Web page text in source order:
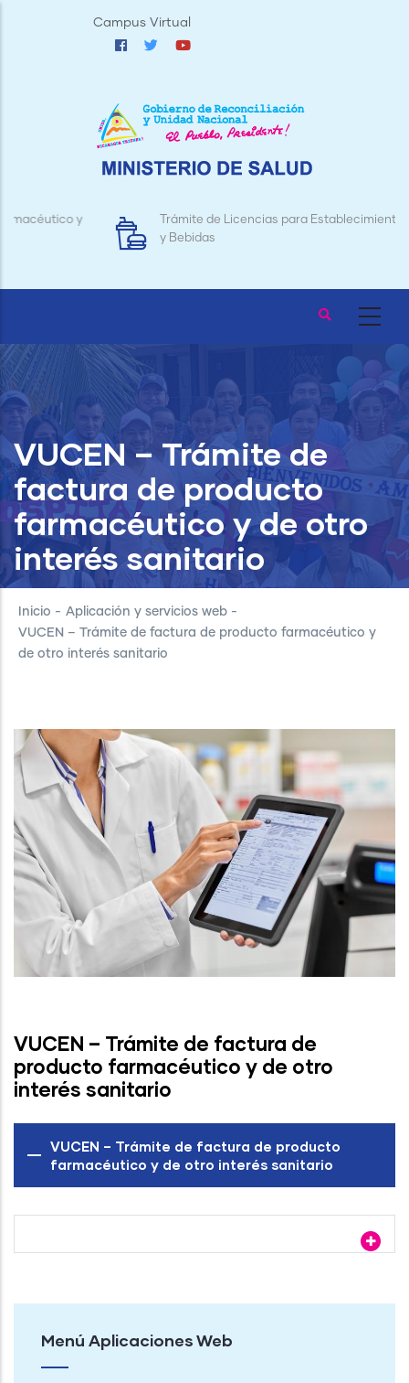
Campus Virtual
Trámite de Licencias para Establecimientos de Alimentos
VUCEN – Trámite de
factura de producto
farmacéutico y de otro
interés sanitario
Inicio - Aplicación y servicios web -
VUCEN – Trámite de factura de producto farmacéutico y
de otro interés sanitario
VUCEN – Trámite de factura de
producto farmacéutico y de otro
interés sanitario
VUCEN – Trámite de factura de producto
farmacéutico y de otro interés sanitario
Menú Aplicaciones Web